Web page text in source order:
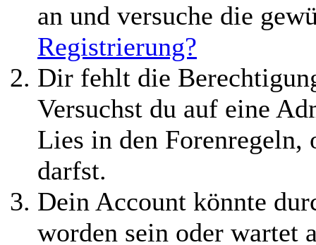
an und versuche die
Registrierung?
Dir fehlt die
Versuchst du auf eine
Lies in den Forenregeln,
darfst.
Dein Account könnte
worden sein oder wartet